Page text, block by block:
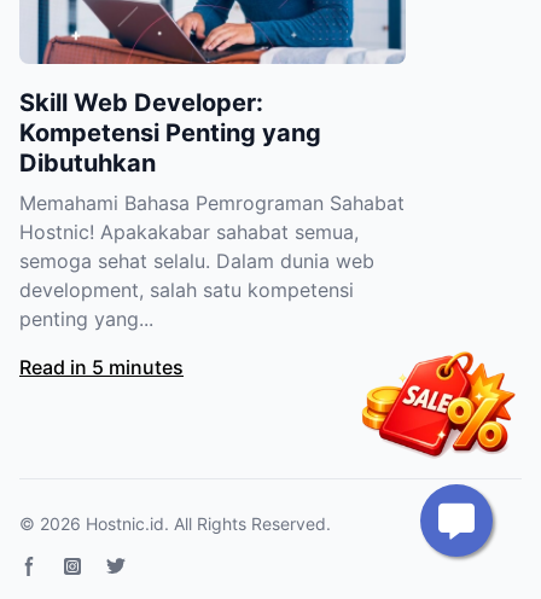
Skill Web Developer:
Kompetensi Penting yang
Dibutuhkan
Memahami Bahasa Pemrograman Sahabat
Hostnic! Apakakabar sahabat semua,
semoga sehat selalu. Dalam dunia web
development, salah satu kompetensi
penting yang...
Read in 5 minutes
© 2026 Hostnic.id. All Rights Reserved.